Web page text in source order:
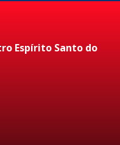
Espírito Santo do